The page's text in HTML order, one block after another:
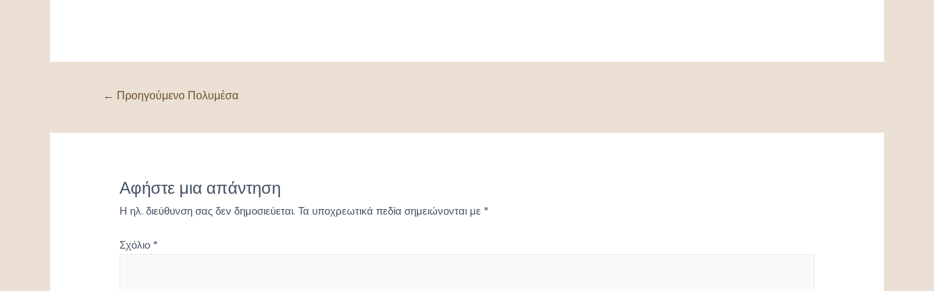
Πλοήγηση
← Προηγούμενο Πολυμέσα
Αφήστε μια απάντηση
Η ηλ. διεύθυνση σας δεν δημοσιεύεται. Τα υποχρεωτικά πεδία σημειώνονται με *
Σχόλιο *